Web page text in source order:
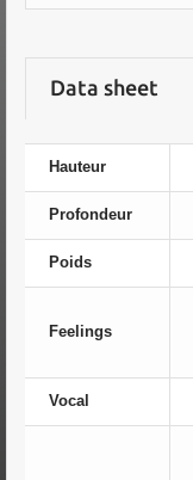
Data sheet
Hauteur
Profondeur
Poids
Feelings
Vocal